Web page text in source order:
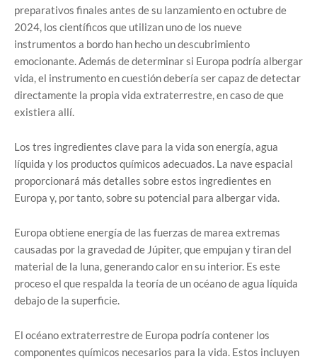
preparativos finales antes de su lanzamiento en octubre de
2024, los científicos que utilizan uno de los nueve
instrumentos a bordo han hecho un descubrimiento
emocionante. Además de determinar si Europa podría albergar
vida, el instrumento en cuestión debería ser capaz de detectar
directamente la propia vida extraterrestre, en caso de que
existiera allí.
Los tres ingredientes clave para la vida son energía, agua
líquida y los productos químicos adecuados. La nave espacial
proporcionará más detalles sobre estos ingredientes en
Europa y, por tanto, sobre su potencial para albergar vida.
Europa obtiene energía de las fuerzas de marea extremas
causadas por la gravedad de Júpiter, que empujan y tiran del
material de la luna, generando calor en su interior. Es este
proceso el que respalda la teoría de un océano de agua líquida
debajo de la superficie.
El océano extraterrestre de Europa podría contener los
componentes químicos necesarios para la vida. Estos incluyen